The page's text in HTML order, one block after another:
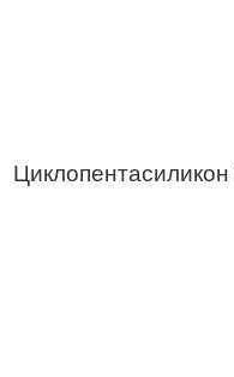
Циклопентасиликон